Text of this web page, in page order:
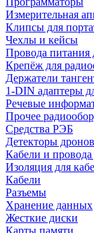
Измерительная
Клипсы для
Чехлы и кейсы
Провода питания
Крепёж для
Держатели
1-DIN адаптеры
Речевые
Прочее
Средства РЭБ
Детекторы дронов
Кабели и
Изоляция для
Кабели
Разъемы
Хранение данных
Жесткие диски
Карты памяти